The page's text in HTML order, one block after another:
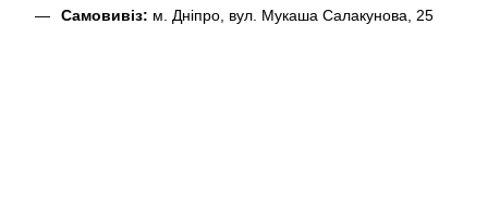
Самовивіз: м. Дніпро, вул. Мукаша Салакунова, 25